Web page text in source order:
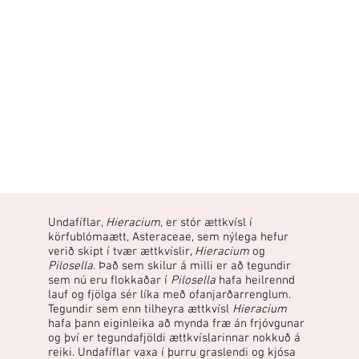
Undafíflar, Hieracium, er stór ættkvísl í
körfublómaætt, Asteraceae, sem nýlega hefur
verið skipt í tvær ættkvíslir, Hieracium og
Pilosella. Það sem skilur á milli er að tegundir
sem nú eru flokkaðar í Pilosella hafa heilrennd
lauf og fjölga sér líka með ofanjarðarrenglum.
Tegundir sem enn tilheyra ættkvísl Hieracium
hafa þann eiginleika að mynda fræ án frjóvgunar
og því er tegundafjöldi ættkvíslarinnar nokkuð á
reiki. Undafíflar vaxa í þurru graslendi og kjósa